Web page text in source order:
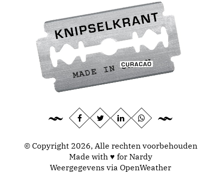
© Copyright 2026, Alle rechten voorbehouden
Made with ♥ for Nardy
Weergegevens via OpenWeather